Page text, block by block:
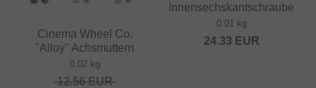
Cinema Wheel Co.
"Alloy" Achsmuttern
0.02 kg
12.56EUR
Innensechskantschraube
0.01 kg
24.33 EUR